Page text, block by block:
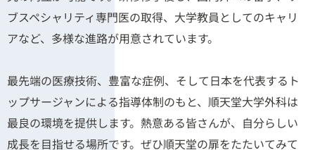
ブスペシャリティ専門医の取得、大学教員としてのキャリ
アなど、多様な進路が用意されています。
最先端の医療技術、豊富な症例、そして日本を代表するト
ップサージャンによる指導体制のもと、順天堂大学外科は
最良の環境を提供します。熱意ある皆さんが、自分らしい
成長を目指せる場所です。ぜひ順天堂の扉をたたいてみて